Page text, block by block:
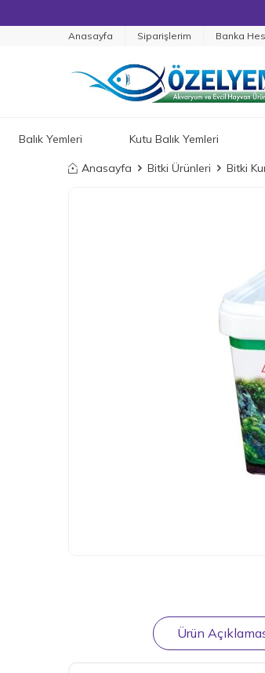
Anasayfa Siparişlerim Banka
Balık Yemleri Kutu Balık Yemleri
Anasayfa Bitki Ürünleri Bitki
Ürün